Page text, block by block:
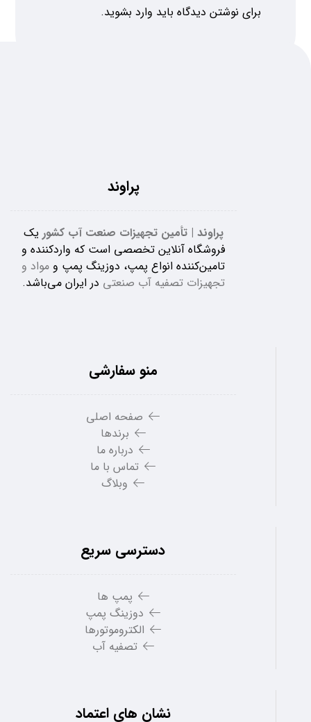
برای نوشتن دیدگاه باید وارد بشوید.
پراوند
پراوند | تأمین تجهیزات صنعت آب کشور یک
فروشگاه آنلاین تخصصی است که واردکننده و
تامین‌کننده انواع پمپ، دوزینگ پمپ و مواد و
تجهیزات تصفیه آب صنعتی در ایران می‌باشد.
منو سفارشی
صفحه اصلی
برندها
درباره ما
تماس با ما
وبلاگ
دسترسی سریع
پمپ ها
دوزینگ پمپ
الکتروموتورها
تصفیه آب
نشان های اعتماد